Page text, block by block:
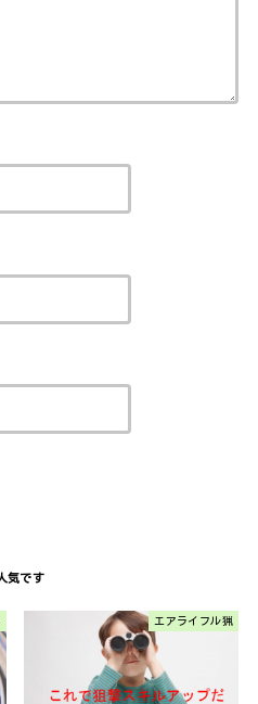
エアライフル猟